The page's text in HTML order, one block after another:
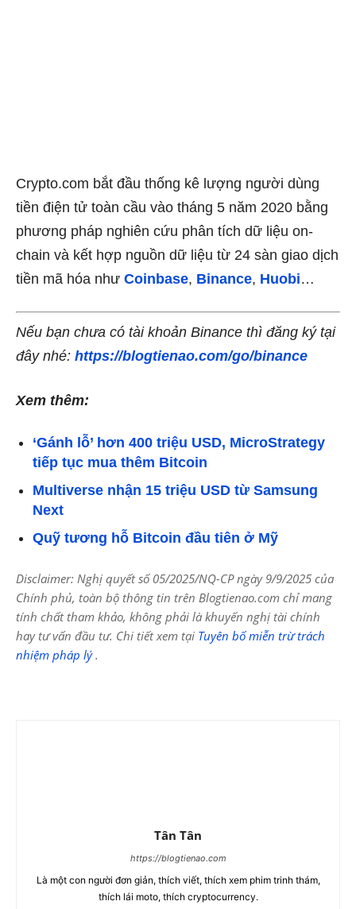
Crypto.com bắt đầu thống kê lượng người dùng
tiền điện tử toàn cầu vào tháng 5 năm 2020 bằng
phương pháp nghiên cứu phân tích dữ liệu on-
chain và kết hợp nguồn dữ liệu từ 24 sàn giao dịch
tiền mã hóa như Coinbase, Binance, Huobi…
Nếu bạn chưa có tài khoản Binance thì đăng ký tại
đây nhé: https://blogtienao.com/go/binance
Xem thêm:
‘Gánh lỗ’ hơn 400 triệu USD, MicroStrategy
tiếp tục mua thêm Bitcoin
Multiverse nhận 15 triệu USD từ Samsung
Next
Quỹ tương hỗ Bitcoin đầu tiên ở Mỹ
Disclaimer: Nghị quyết số 05/2025/NQ-CP ngày 9/9/2025 của
Chính phủ, toàn bộ thông tin trên Blogtienao.com chỉ mang
tính chất tham khảo, không phải là khuyến nghị tài chính
hay tư vấn đầu tư. Chi tiết xem tại Tuyên bố miễn trừ trách
nhiệm pháp lý.
Tân Tân
https://blogtienao.com
Là một con người đơn giản, thích viết, thích xem phim trinh thám,
thích lái moto, thích cryptocurrency.